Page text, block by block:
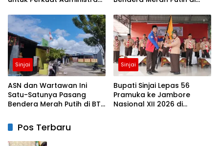
Sinjai
Sinjai
ASN dan Wartawan Ini
Satu-Satunya Pasang
Bendera Merah Putih di BTN
Sinjai
Bupati Sinjai Lepas 56
Pramuka ke Jambore
Nasional XII 2026 di
Pos Terbaru